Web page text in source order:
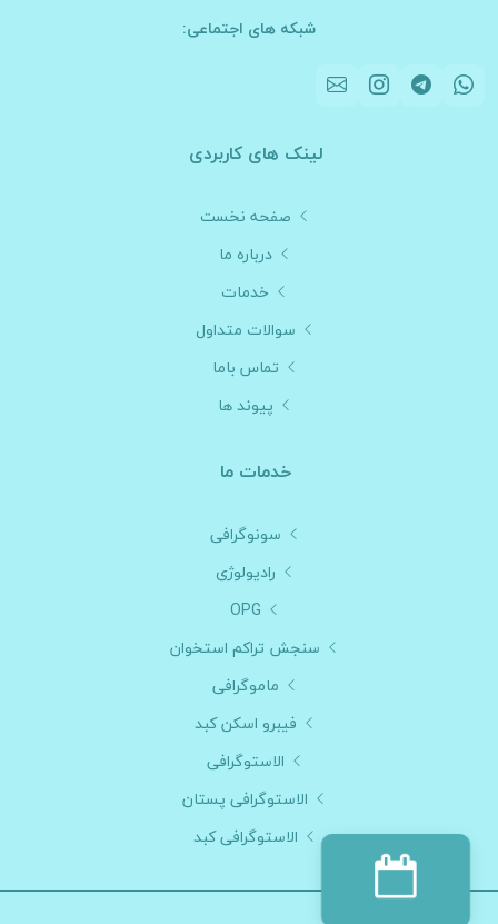
شبکه های اجتماعی:
لینک های کاربردی
صفحه نخست
درباره ما
خدمات
سوالات متداول
تماس باما
پیوند ها
خدمات ما
سونوگرافی
رادیولوژی
OPG
سنجش تراکم استخوان
ماموگرافی
فیبرو اسکن کبد
الاستوگرافی
الاستوگرافی پستان
الاستوگرافی کبد